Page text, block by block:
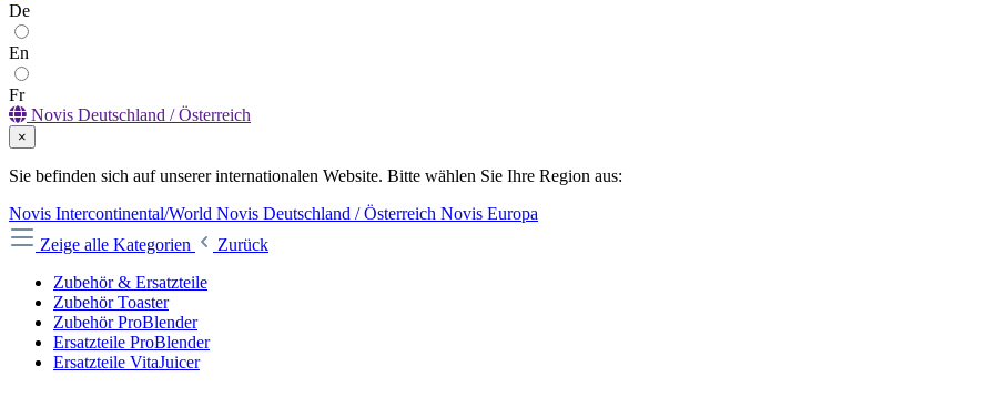
De
En
Fr
Novis Deutschland / Österreich
×
Sie befinden sich auf unserer internationalen Website. Bitte wählen Sie Ihre Region aus:
Novis Intercontinental/World Novis Deutschland / Österreich Novis Europa
Zeige alle Kategorien
Zurück
Zubehör & Ersatzteile
Zubehör Toaster
Zubehör ProBlender
Ersatzteile ProBlender
Ersatzteile VitaJuicer